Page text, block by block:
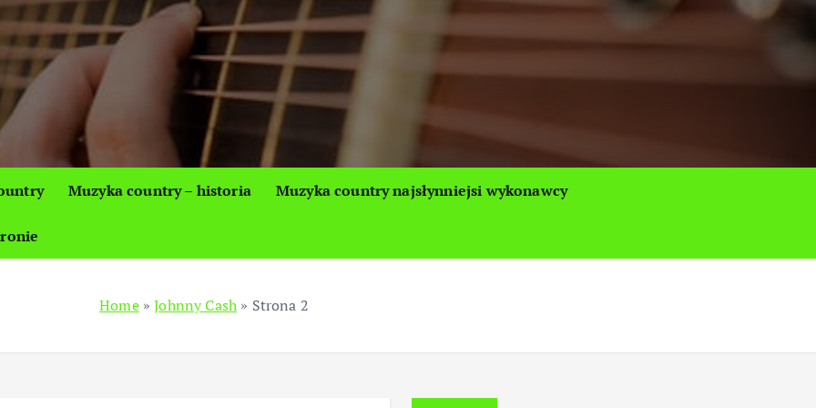
Muzyka country – historia Muzyka country najsłynniejsi wykonawcy
Home»Johnny Cash » Strona 2